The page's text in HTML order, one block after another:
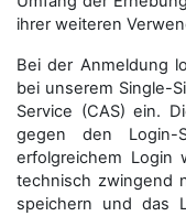
ihrer weiteren
Bei der Anmeldung
bei unserem Single-
Service (CAS) ein.
gegen den Login-
erfolgreichem Login
technisch zwingend
speichern und das